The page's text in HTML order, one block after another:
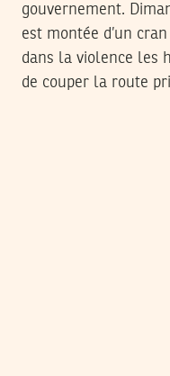
gouvernement.
est montée d’un
dans la violence les
de couper la route